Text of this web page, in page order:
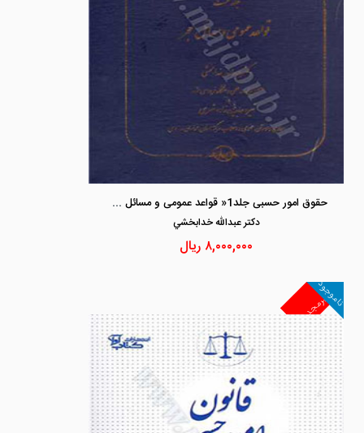
حقوق امور حسبی جلد1« قواعد عمومی و مسائل حجر»
دكتر عبدالله خدابخشي
۸,۰۰۰,۰۰۰ ریال
غیرمجد
ناموجود